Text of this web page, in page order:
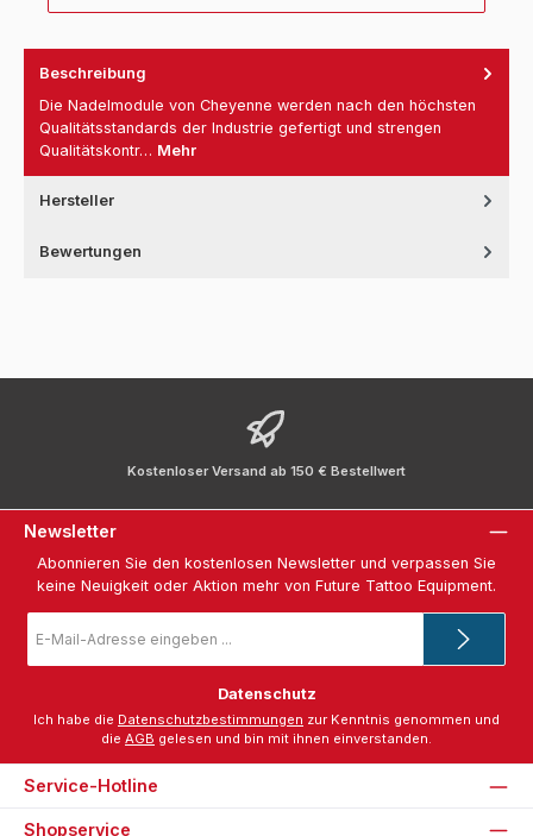
Beschreibung
Die Nadelmodule von Cheyenne werden nach den höchsten
Qualitätsstandards der Industrie gefertigt und strengen
Qualitätskontr… Mehr
Hersteller
Bewertungen
Kostenloser Versand ab 150 € Bestellwert
Newsletter
Abonnieren Sie den kostenlosen Newsletter und verpassen Sie
keine Neuigkeit oder Aktion mehr von Future Tattoo Equipment.
Mail-
*
Datenschutz
Ich habe die Datenschutzbestimmungen zur Kenntnis genommen und
die AGB gelesen und bin mit ihnen einverstanden.
Service-Hotline
Shopservice